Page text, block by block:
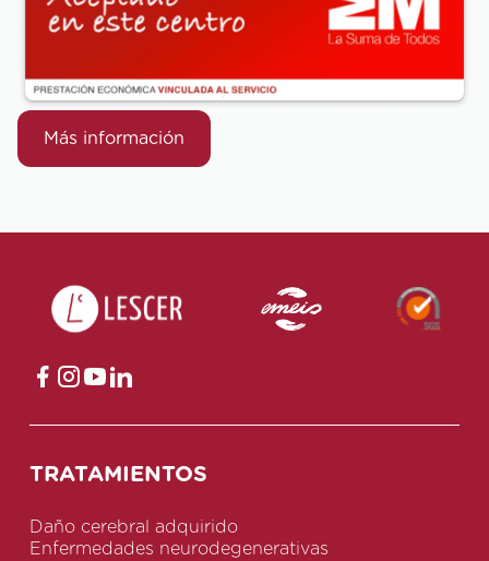
Más información
TRATAMIENTOS
Daño cerebral adquirido
Enfermedades neurodegenerativas